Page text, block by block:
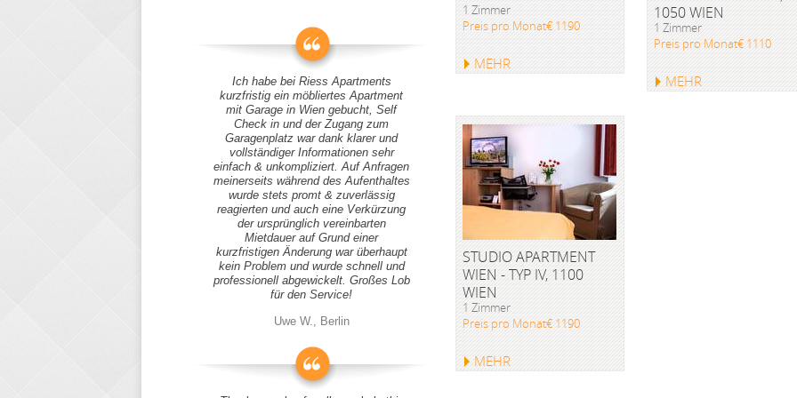
1 Zimmer
Preis pro Monat€ 1190
MEHR
1050 WIEN
1 Zimmer
Preis pro Monat€ 1110
MEHR
STUDIO APARTMENT
WIEN - TYP IV, 1100
WIEN
1 Zimmer
Preis pro Monat€ 1190
MEHR
Ich habe bei Riess Apartments
kurzfristig ein möbliertes Apartment
mit Garage in Wien gebucht, Self
Check in und der Zugang zum
Garagenplatz war dank klarer und
vollständiger Informationen sehr
einfach & unkompliziert. Auf Anfragen
meinerseits während des Aufenthaltes
wurde stets promt & zuverlässig
reagierten und auch eine Verkürzung
der ursprünglich vereinbarten
Mietdauer auf Grund einer
kurzfristigen Änderung war überhaupt
kein Problem und wurde schnell und
professionell abgewickelt. Großes Lob
für den Service!
Uwe W., Berlin